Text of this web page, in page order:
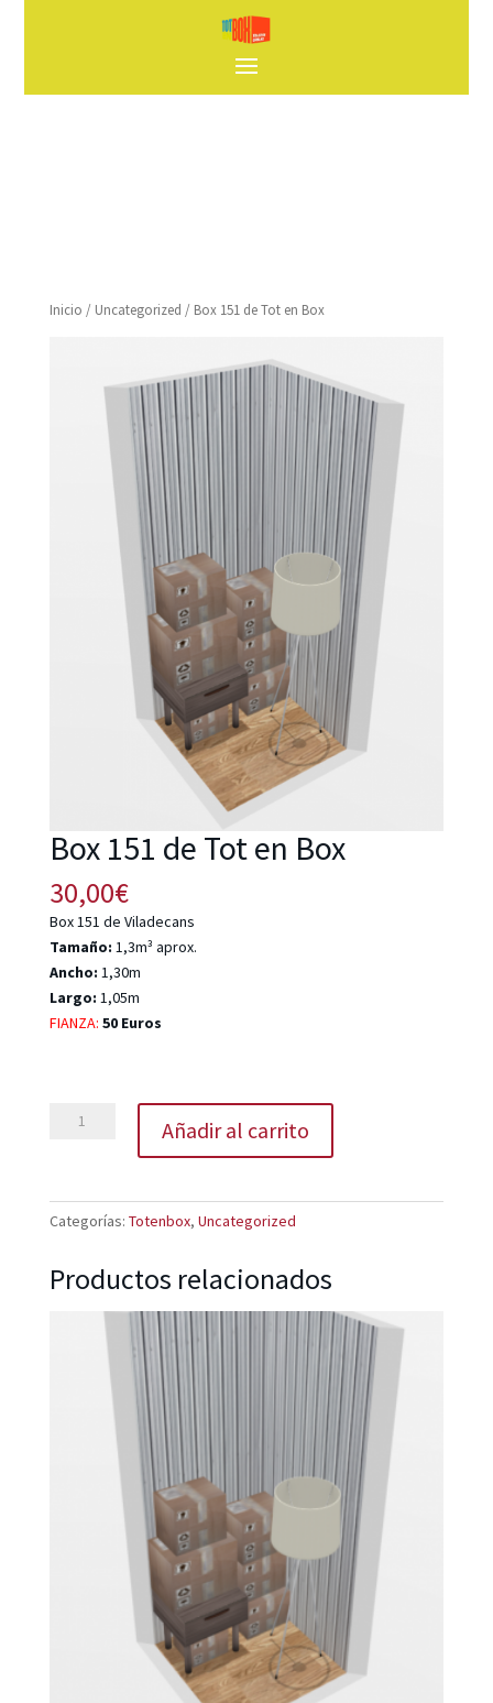
Inicio / Uncategorized / Box 151 de Tot en Box
Box 151 de Tot en Box
30,00€
Box 151 de Viladecans
Tamaño: 1,3m³ aprox.
Ancho: 1,30m
Largo: 1,05m
FIANZA: 50 Euros
en
cantidad
Añadir al carrito
Categorías: Totenbox, Uncategorized
Productos relacionados